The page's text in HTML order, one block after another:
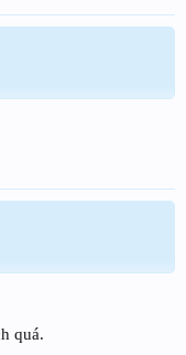
quá.